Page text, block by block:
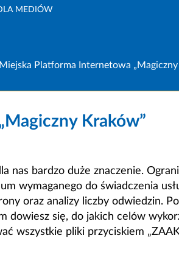
MEDIÓW
Miejska Platforma Internetowa
Kraków”
nas bardzo duże znaczenie.
wymaganego do świadczenia
oraz analizy liczby odwiedzin.
dowiesz się, do jakich celów
wszystkie pliki przyciskiem